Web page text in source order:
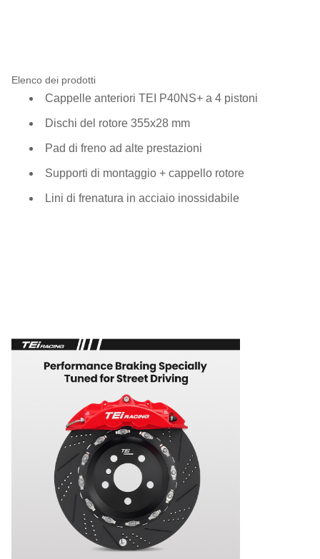
Elenco dei prodotti
Cappelle anteriori TEI P40NS+ a 4 pistoni
Dischi del rotore 355x28 mm
Pad di freno ad alte prestazioni
Supporti di montaggio + cappello rotore
Lini di frenatura in acciaio inossidabile